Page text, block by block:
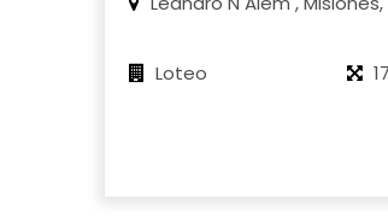
Loteo